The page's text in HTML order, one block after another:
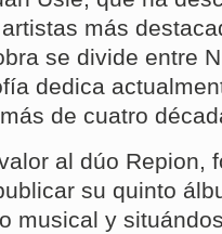
más
se divide entre
dedica
de cuatro
al dúo Repion,
su quinto
musical y